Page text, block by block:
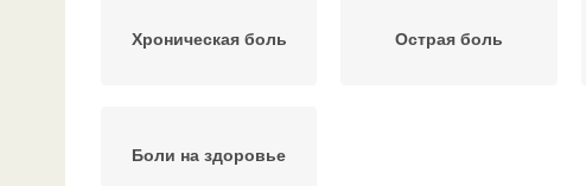
Хроническая боль Острая боль
Боли на здоровье